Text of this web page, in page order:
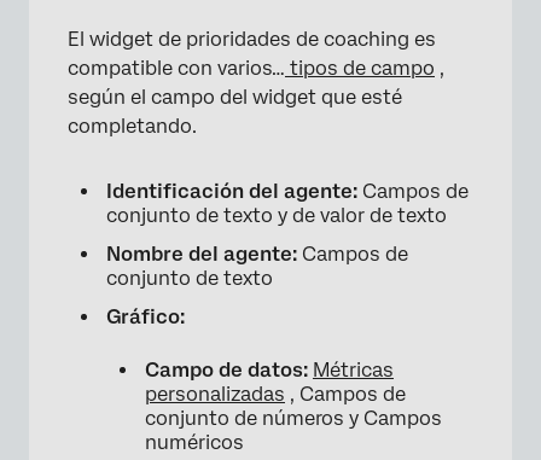
El widget de prioridades de coaching es
compatible con varios… tipos de campo ,
según el campo del widget que esté
completando.
Identificación del agente: Campos de
conjunto de texto y de valor de texto
Nombre del agente: Campos de
conjunto de texto
Gráfico:
Campo de datos: Métricas
personalizadas , Campos de
conjunto de números y Campos
numéricos